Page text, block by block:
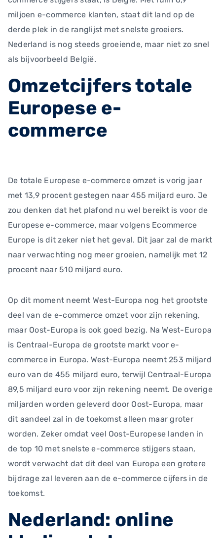
miljoen e-commerce klanten, staat dit land op de
derde plek in de ranglijst met snelste groeiers.
Nederland is nog steeds groeiende, maar niet zo snel
als bijvoorbeeld België.
Omzetcijfers totale
Europese e-
commerce
De totale Europese e-commerce omzet is vorig jaar
met 13,9 procent gestegen naar 455 miljard euro. Je
zou denken dat het plafond nu wel bereikt is voor de
Europese e-commerce, maar volgens Ecommerce
Europe is dit zeker niet het geval. Dit jaar zal de markt
naar verwachting nog meer groeien, namelijk met 12
procent naar 510 miljard euro.
Op dit moment neemt West-Europa nog het grootste
deel van de e-commerce omzet voor zijn rekening,
maar Oost-Europa is ook goed bezig. Na West-Europa
is Centraal-Europa de grootste markt voor e-
commerce in Europa. West-Europa neemt 253 miljard
euro van de 455 miljard euro, terwijl Centraal-Europa
89,5 miljard euro voor zijn rekening neemt. De overige
miljarden worden geleverd door Oost-Europa, maar
dit aandeel zal in de toekomst alleen maar groter
worden. Zeker omdat veel Oost-Europese landen in
de top 10 met snelste e-commerce stijgers staan,
wordt verwacht dat dit deel van Europa een grotere
bijdrage zal leveren aan de e-commerce cijfers in de
toekomst.
Nederland: online